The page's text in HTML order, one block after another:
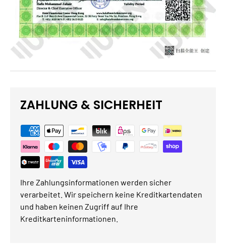
ZAHLUNG & SICHERHEIT
Ihre Zahlungsinformationen werden sicher
verarbeitet. Wir speichern keine Kreditkartendaten
und haben keinen Zugriff auf Ihre
Kreditkarteninformationen.